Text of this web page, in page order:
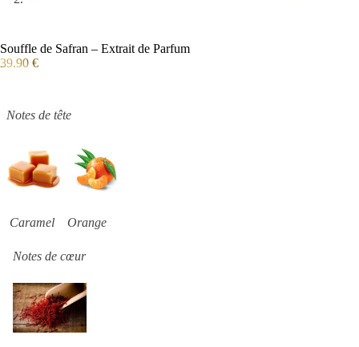
Souffle de Safran – Extrait de Parfum
39.90 €
Notes de tête
Caramel Orange
Notes de cœur